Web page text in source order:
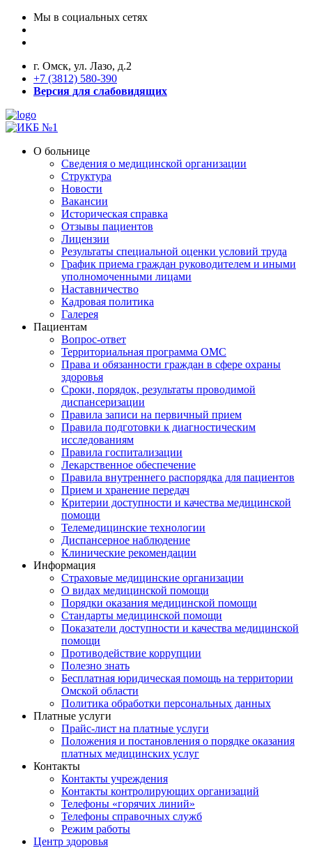
Мы в социальных сетях
г. Омск, ул. Лазо, д.2
+7 (3812) 580-390
Версия для слабовидящих
О больнице
Сведения о медицинской организации
Структура
Новости
Вакансии
Историческая справка
Отзывы пациентов
Лицензии
Результаты специальной оценки условий труда
График приема граждан руководителем и иными
уполномоченными лицами
Наставничество
Кадровая политика
Галерея
Пациентам
Вопрос-ответ
Территориальная программа ОМС
Права и обязанности граждан в сфере охраны
здоровья
Сроки, порядок, результаты проводимой
диспансеризации
Правила записи на первичный прием
Правила подготовки к диагностическим
исследованиям
Правила госпитализации
Лекарственное обеспечение
Правила внутреннего распорядка для пациентов
Прием и хранение передач
Критерии доступности и качества медицинской
помощи
Телемедицинские технологии
Диспансерное наблюдение
Клинические рекомендации
Информация
Страховые медицинские организации
О видах медицинской помощи
Порядки оказания медицинской помощи
Стандарты медицинской помощи
Показатели доступности и качества медицинской
помощи
Противодействие коррупции
Полезно знать
Бесплатная юридическая помощь на территории
Омской области
Политика обработки персональных данных
Платные услуги
Прайс-лист на платные услуги
Положения и постановления о порядке оказания
платных медицинских услуг
Контакты
Контакты учреждения
Контакты контролирующих организаций
Телефоны «горячих линий»
Телефоны справочных служб
Режим работы
Центр здоровья